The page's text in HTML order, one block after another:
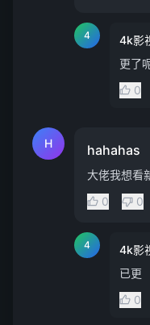
4 4k影
更了
0
H hahahas
大佬我想看
0
0
4 4k影
已更
0